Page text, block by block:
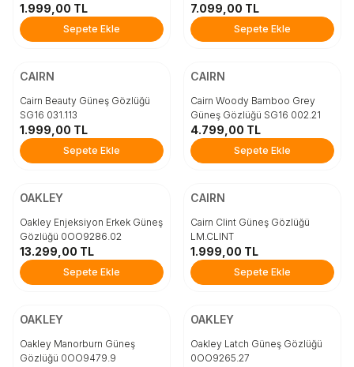
Sepete Ekle
1.999,00 TL
Sepete Ekle
Sepete Ekle
7.099,00 TL
Sepete Ekle
Beden
STD
Sepete Ekle
CAIRN
Cairn Beauty Güneş Gözlüğü
SG16 031.113
1.999,00 TL
Sepete Ekle
Beden
STD
Sepete Ekle
CAIRN
Cairn Woody Bamboo Grey
Güneş Gözlüğü SG16 002.21
4.799,00 TL
Sepete Ekle
Beden
STD
Sepete Ekle
OAKLEY
Oakley Enjeksiyon Erkek Güneş
Gözlüğü 0OO9286.02
13.299,00 TL
Sepete Ekle
Beden
STD
Sepete Ekle
CAIRN
Cairn Clint Güneş Gözlüğü
LM.CLINT
1.999,00 TL
Sepete Ekle
Beden
STD
OAKLEY
Oakley Manorburn Güneş
Gözlüğü 0OO9479.9
Beden
STD
OAKLEY
Oakley Latch Güneş Gözlüğü
0OO9265.27